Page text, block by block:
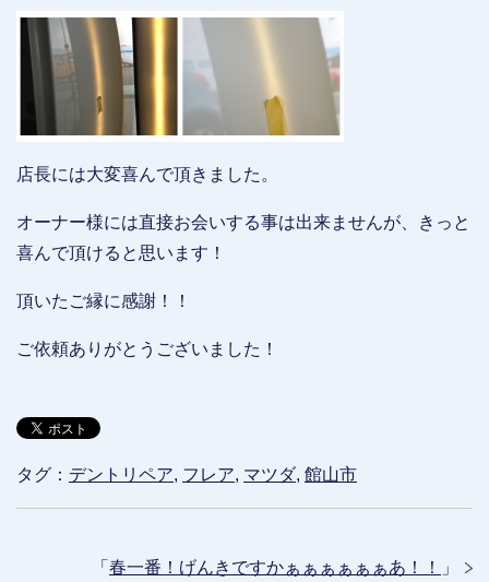
店長には大変喜んで頂きました。
オーナー様には直接お会いする事は出来ませんが、きっと
喜んで頂けると思います！
頂いたご縁に感謝！！
ご依頼ありがとうございました！
タグ： デントリペア, フレア, マツダ, 館山市
「 春一番！げんきですかぁぁぁぁぁぁあ！！ 」